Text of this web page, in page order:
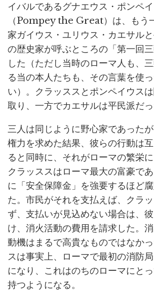
イバルであるグナエウス・ポンペ
（Pompey the Great）は、もう
家ガイウス・ユリウス・カエサル
の歴史家が呼ぶところの「第一回
した（ただし当時のローマ人も、
る当の本人たちも、その言葉を使
い）。クラッススとポンペイウス
取り、一方でカエサルは平民派だっ
三人は同じように野心家であった
権力を求めた結果、彼らの行動は
ると同時に、それがローマの繁栄に
クラッススはローマ最大の富豪で
に「安全保障金」を強要するほど
た。市民がそれを支払えば、クラ
ず、支払いが見込めない場合は、
け、消火活動の費用を請求した。
動機はまるで高貴なものではなか
スは事実上、ローマで最初の消防
になり、これはのちのローマにと
持つようになる。